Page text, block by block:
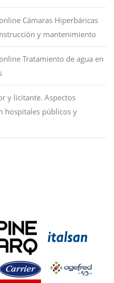
Cámaras Hiperbáricas
y mantenimiento
Tratamiento de agua en
y licitante. Aspectos
hospitales públicos y